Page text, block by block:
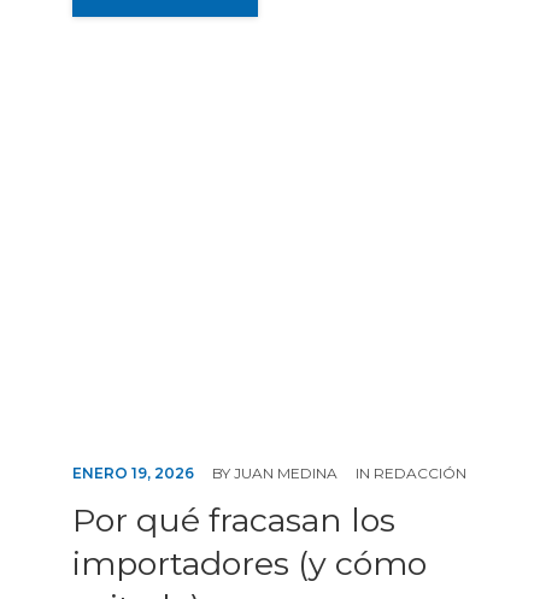
ENERO 19, 2026 BY JUAN MEDINA IN REDACCIÓN
Por qué fracasan los
importadores (y cómo